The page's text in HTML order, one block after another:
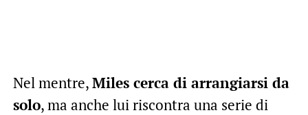
Nel mentre,Miles cerca di arrangiarsi da
solo, ma anche lui riscontra una serie di